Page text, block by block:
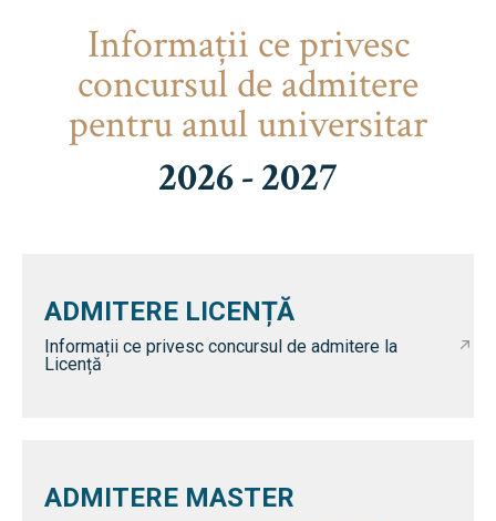
Informaţii ce privesc
concursul de admitere
pentru anul universitar
2026 - 2027
ADMITERE LICENȚĂ
Informații ce privesc concursul de admitere la
Licență
ADMITERE MASTER